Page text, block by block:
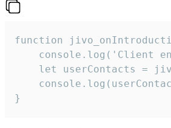
function
console.log('Client
let userContacts =
}